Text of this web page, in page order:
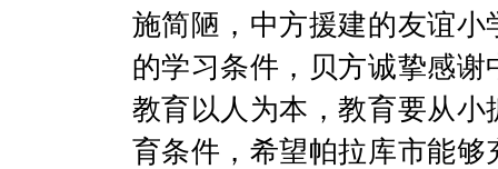
施简陋，中方援建的友谊
的学习条件，贝方诚挚感
教育以人为本，教育要从
育条件，希望帕拉库市能